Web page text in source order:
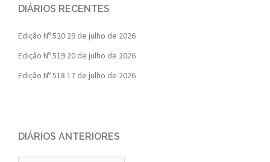
DIÁRIOS RECENTES
Edição Nº 520 29 de julho de 2026
Edição Nº 519 20 de julho de 2026
Edição Nº 518 17 de julho de 2026
DIÁRIOS ANTERIORES